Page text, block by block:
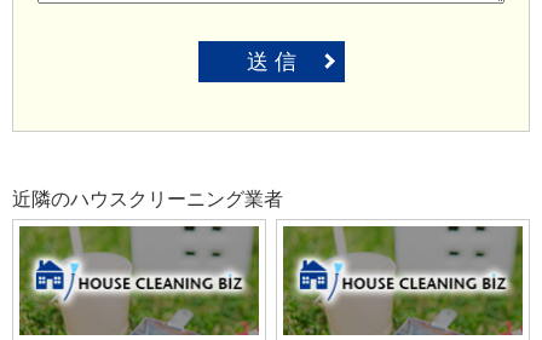
送 信
近隣のハウスクリーニング業者